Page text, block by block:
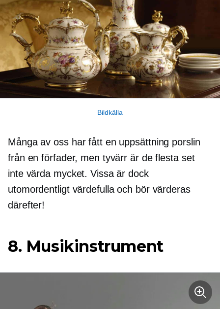
Bildkälla
Många av oss har fått en uppsättning porslin
från en förfader, men tyvärr är de flesta set
inte värda mycket. Vissa är dock
utomordentligt värdefulla och bör värderas
därefter!
8. Musikinstrument